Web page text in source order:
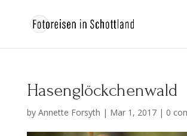
Hasenglöckchenwald
by Annette Forsyth | Mar 1, 2017| 0